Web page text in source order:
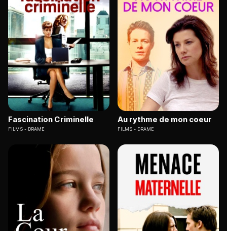
Fascination Criminelle
FILMS DRAME
Au rythme de mon coeur
FILMS DRAME